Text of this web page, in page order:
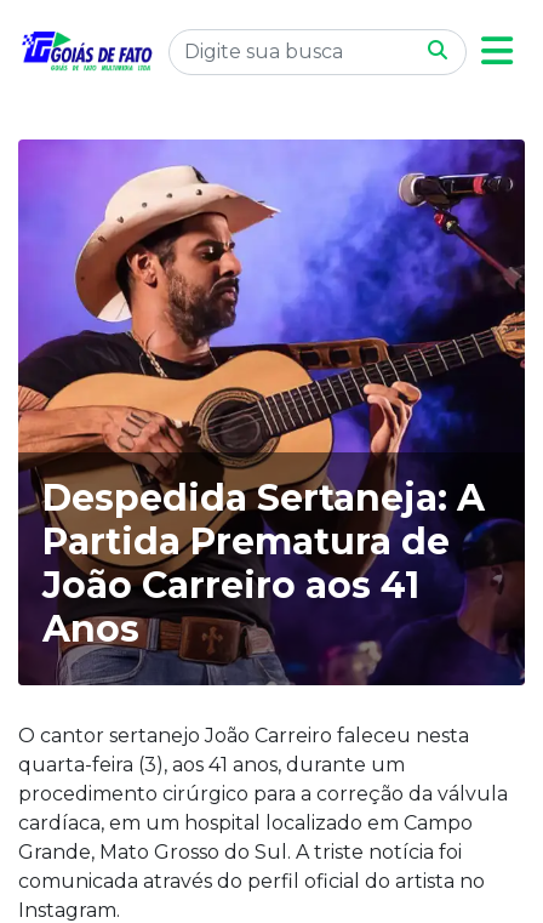
Despedida Sertaneja: A
Partida Prematura de
João Carreiro aos 41
Anos
O cantor sertanejo João Carreiro faleceu nesta
quarta-feira (3), aos 41 anos, durante um
procedimento cirúrgico para a correção da válvula
cardíaca, em um hospital localizado em Campo
Grande, Mato Grosso do Sul. A triste notícia foi
comunicada através do perfil oficial do artista no
Instagram.